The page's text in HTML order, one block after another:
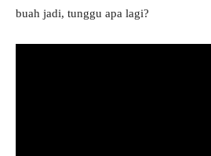
buah jadi, tunggu apa lagi?